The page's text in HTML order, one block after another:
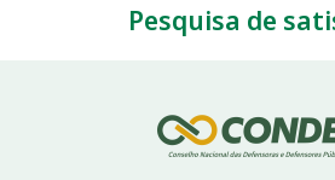
Pesquisa de